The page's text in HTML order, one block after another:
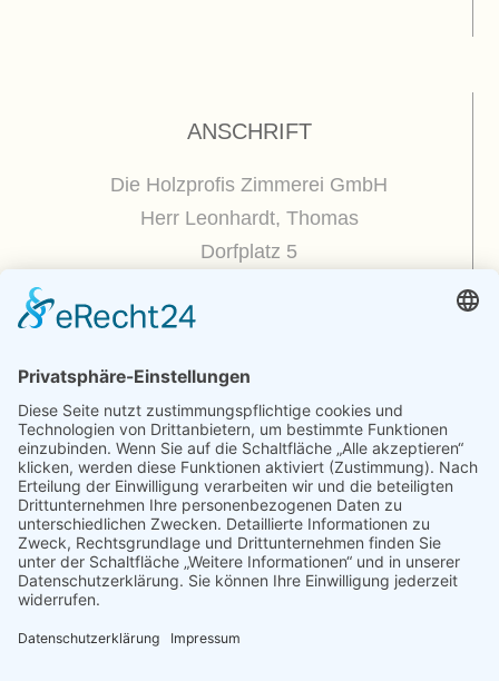
ANSCHRIFT
Die Holzprofis Zimmerei GmbH
Herr Leonhardt, Thomas
Dorfplatz 5
(Google Maps / Routenplaner
Kontakt
Telefon : +49.351.270 56 50
Telefax : +49.351.270 56 70
Funk: +49.175.225 51 50
Zum Kontaktformular